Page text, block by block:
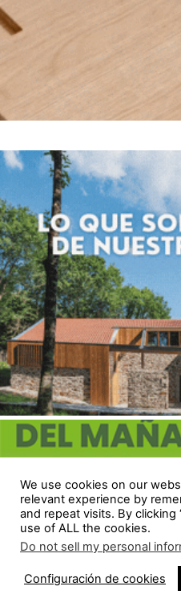
We use cookies on our
relevant experience by
and repeat visits. By
use of ALL the cookies.
Do not sell my personal
Configuración de cookies